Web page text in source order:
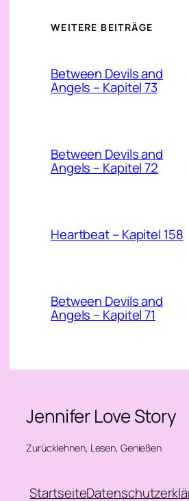
WEITERE BEITRÄGE
Between Devils and
Angels – Kapitel 73
Between Devils and
Angels – Kapitel 72
Heartbeat – Kapitel 158
Between Devils and
Angels – Kapitel 71
Jennifer Love Story
Zurücklehnen, Lesen, Genießen
Startseite